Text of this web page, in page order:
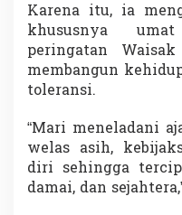
Karena itu, ia
khususnya
peringatan
membangun
toleransi.
“Mari meneladani
welas asih,
diri sehingga
damai, dan